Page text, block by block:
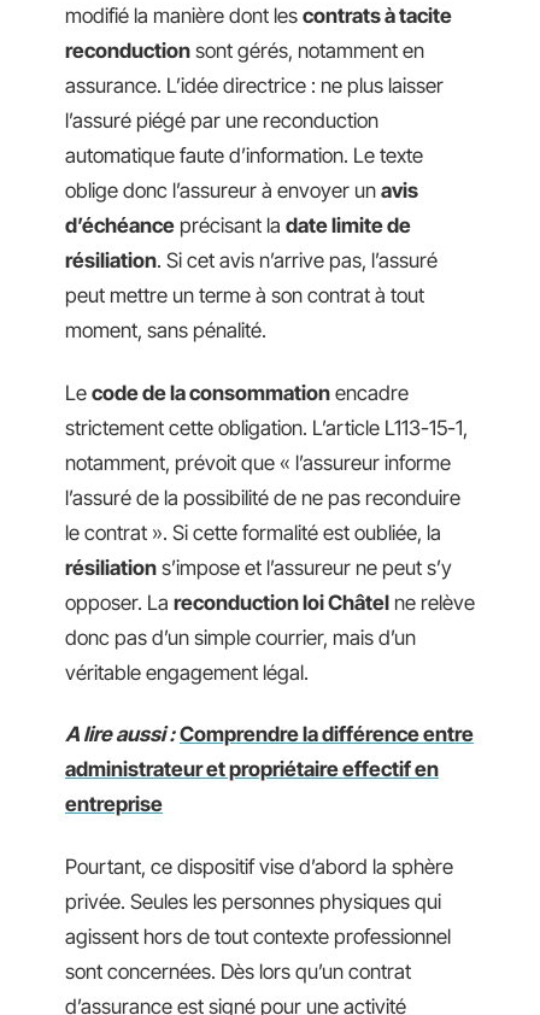
modifié la manière dont les contrats à tacite
reconduction sont gérés, notamment en
assurance. L’idée directrice : ne plus laisser
l’assuré piégé par une reconduction
automatique faute d’information. Le texte
oblige donc l’assureur à envoyer un avis
d’échéance précisant la date limite de
résiliation. Si cet avis n’arrive pas, l’assuré
peut mettre un terme à son contrat à tout
moment, sans pénalité.
Le code de la consommation encadre
strictement cette obligation. L’article L113-15-1,
notamment, prévoit que « l’assureur informe
l’assuré de la possibilité de ne pas reconduire
le contrat ». Si cette formalité est oubliée, la
résiliation s’impose et l’assureur ne peut s’y
opposer. La reconduction loi Châtel ne relève
donc pas d’un simple courrier, mais d’un
véritable engagement légal.
A lire aussi : Comprendre la différence entre
administrateur et propriétaire effectif en
entreprise
Pourtant, ce dispositif vise d’abord la sphère
privée. Seules les personnes physiques qui
agissent hors de tout contexte professionnel
sont concernées. Dès lors qu’un contrat
d’assurance est signé pour une activité